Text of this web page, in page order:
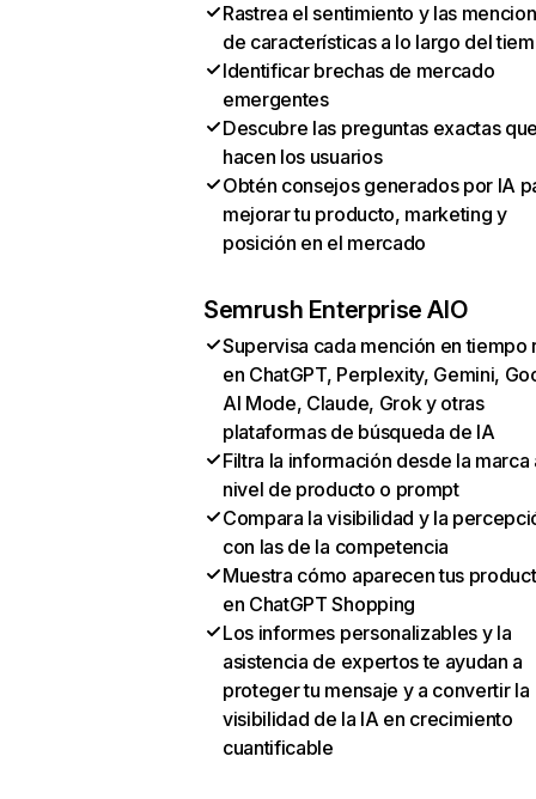
Rastrea el sentimiento y las
de características a lo largo del
Identificar brechas de mercado
emergentes
Descubre las preguntas exactas
hacen los usuarios
Obtén consejos generados por IA
mejorar tu producto, marketing y
posición en el mercado
Semrush Enterprise AIO
Supervisa cada mención en tiempo
en ChatGPT, Perplexity, Gemini,
AI Mode, Claude, Grok y otras
plataformas de búsqueda de IA
Filtra la información desde la marca
nivel de producto o prompt
Compara la visibilidad y la
con las de la competencia
Muestra cómo aparecen tus
en ChatGPT Shopping
Los informes personalizables y la
asistencia de expertos te ayudan a
proteger tu mensaje y a convertir la
visibilidad de la IA en crecimiento
cuantificable